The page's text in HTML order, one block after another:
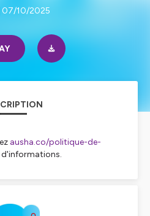
07/10/2025
ausha.co/politique-de-